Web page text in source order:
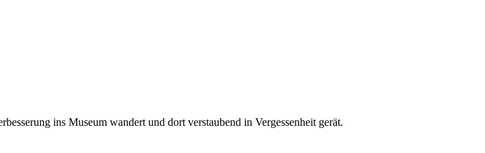
ins Museum wandert und dort verstaubend in Vergessenheit gerät.